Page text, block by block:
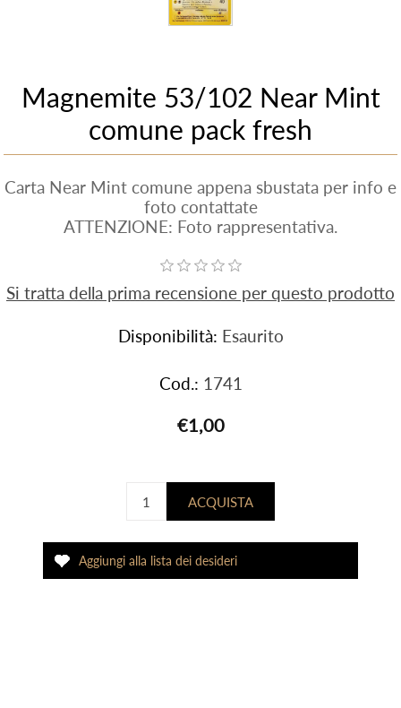
Magnemite 53/102 Near Mint
comune pack fresh
Carta Near Mint comune appena sbustata per info e
foto contattate
ATTENZIONE: Foto rappresentativa.
Si tratta della prima recensione per questo prodotto
Disponibilità: Esaurito
Cod.: 1741
€1,00